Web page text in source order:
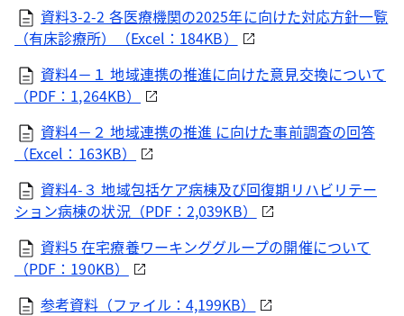
資料3-2-2 各医療機関の2025年に向けた対応方針一覧
（有床診療所）（Excel：184KB）
資料4－１ 地域連携の推進に向けた意見交換について
（PDF：1,264KB）
資料4－２ 地域連携の推進 に向けた事前調査の回答
（Excel：163KB）
資料4-３ 地域包括ケア病棟及び回復期リハビリテー
ション病棟の状況（PDF：2,039KB）
資料5 在宅療養ワーキンググループの開催について
（PDF：190KB）
参考資料（ファイル：4,199KB）